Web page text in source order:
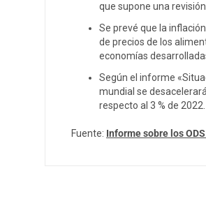
que supone una
Se prevé que la
de precios de los
economías
Según el informe
mundial se
respecto al 3 % de 2022.
Fuente: Informe sobre los